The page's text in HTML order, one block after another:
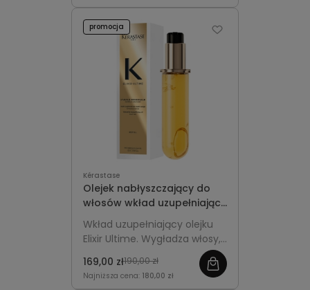
Kérastase
Olejek nabłyszczający do
włosów wkład uzupełniający
- Kérastase Elixir Ultime
Refill 75ml
Wkład uzupełniający olejku
Elixir Ultime. Wygładza włosy,
nadaje im połysk i miękkość,
chroniąc przed puszeniem i
utratą blasku.
169,00 zł190,00 zł
Najniższa cena: 180,00 zł
promocja